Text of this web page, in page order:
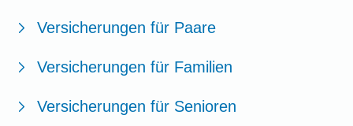
Versicherungen für Paare
Versicherungen für Familien
Versicherungen für Senioren